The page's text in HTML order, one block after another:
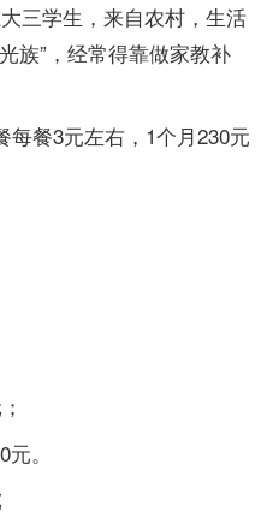
学生，来自农村，生活
族”，经常得靠做家教补
餐3元左右，1个月230元
。